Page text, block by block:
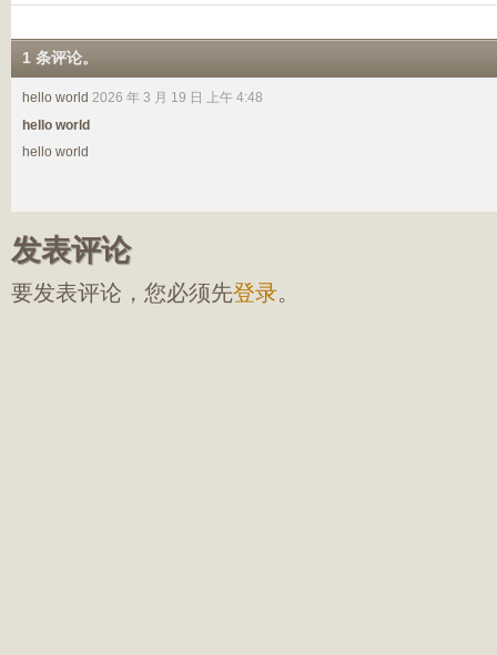
1 条评论。
hello world 2026 年 3 月 19 日 上午 4:48
hello world
hello world
发表评论
要发表评论，您必须先登录。